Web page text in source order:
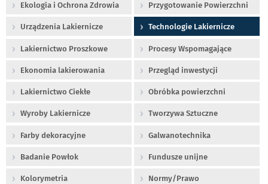
Ekologia i Ochrona Zdrowia Przygotowanie Powierzchni
Urządzenia Lakiernicze Technologie Lakiernicze
Lakiernictwo Proszkowe Procesy Wspomagające
Ekonomia lakierowania Przegląd inwestycji
Lakiernictwo Ciekłe Obróbka powierzchni
Wyroby Lakiernicze Tworzywa Sztuczne
Farby dekoracyjne Galwanotechnika
Badanie Powłok Fundusze unijne
Kolorymetria Normy/Prawo